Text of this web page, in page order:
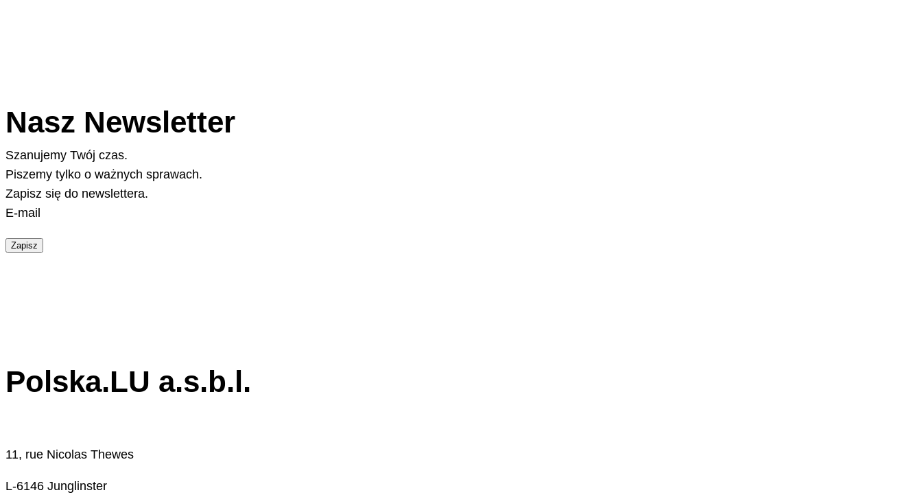
Nasz Newsletter
Szanujemy Twój czas.
Piszemy tylko o ważnych sprawach.
Zapisz się do newslettera.
E-mail
Zapisz
Polska.LU a.s.b.l.
11, rue Nicolas Thewes
L-6146 Junglinster